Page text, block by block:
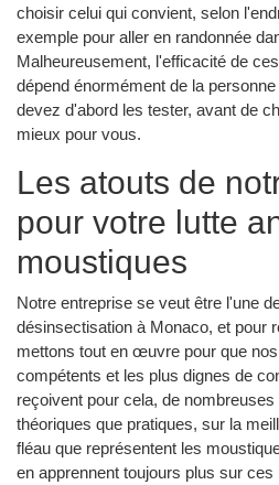
choisir celui qui convient, selon
exemple pour aller en randonnée
Malheureusement, l'efficacité de
dépend énormément de la
devez d'abord les tester, avant de
mieux pour vous.
Les atouts de
pour votre lutte
moustiques
Notre entreprise se veut être l'une
désinsectisation à Monaco, et pour
mettons tout en œuvre pour que
compétents et les plus dignes de
reçoivent pour cela, de
théoriques que pratiques, sur la
fléau que représentent les
en apprennent toujours plus sur